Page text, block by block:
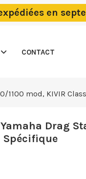
en
CONTACT
1100 mod, KIVIR
Drag
Spécifique